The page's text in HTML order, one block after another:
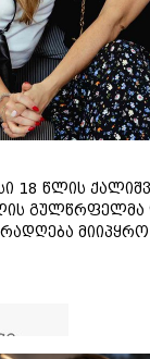
18 წლის
მიიპყრო